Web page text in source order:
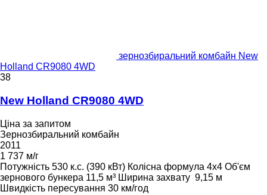
зернозбиральний комбайн New
Holland CR9080 4WD
38
New Holland CR9080 4WD
Ціна за запитом
Зернозбиральний комбайн
2011
1 737 м/г
Потужність 530 к.с. (390 кВт) Колісна формула 4x4 Об'єм
зернового бункера 11,5 м³ Ширина захвату 9,15 м
Швидкість пересування 30 км/год